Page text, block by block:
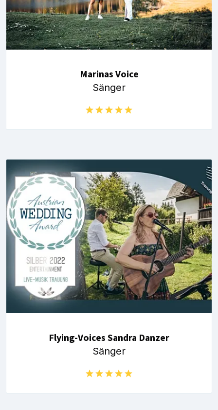
Marinas Voice
Sänger
Flying-Voices Sandra Danzer
Sänger